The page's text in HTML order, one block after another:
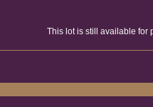
This lot is still available for